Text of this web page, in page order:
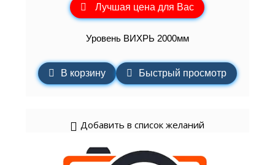
Лучшая цена для Вас
Уровень ВИХРЬ 2000мм
В корзину Быстрый просмотр
Добавить в список желаний